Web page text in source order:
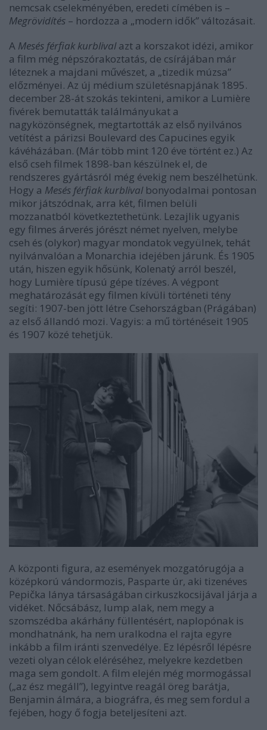
nemcsak cselekményében, eredeti címében is –
Megrövidítés – hordozza a „modern idők” változásait.
A Mesés férfiak kurblivalazt a korszakot idézi, amikor
a film még népszórakoztatás, de csírájában már
léteznek a majdani művészet, a „tizedik múzsa”
előzményei. Az új médium születésnapjának 1895.
december 28-át szokás tekinteni, amikor a Lumière
fivérek bemutatták találmányukat a
nagyközönségnek, megtartották az első nyilvános
vetítést a párizsi Boulevard des Capucines egyik
kávéházában. (Már több mint 120 éve történt ez.) Az
első cseh filmek 1898-ban készülnek el, de
rendszeres gyártásról még évekig nem beszélhetünk.
Hogy a Mesés férfiak kurblivalbonyodalmai pontosan
mikor játszódnak, arra két, filmen belüli
mozzanatból következtethetünk. Lezajlik ugyanis
egy filmes árverés jórészt német nyelven, melybe
cseh és (olykor) magyar mondatok vegyülnek, tehát
nyilvánvalóan a Monarchia idejében járunk. És 1905
után, hiszen egyik hősünk, Kolenatý arról beszél,
hogy Lumière típusú gépe tízéves. A végpont
meghatározását egy filmen kívüli történeti tény
segíti: 1907-ben jött létre Csehországban (Prágában)
az első állandó mozi. Vagyis: a mű történéseit 1905
és 1907 közé tehetjük.
A központi figura, az események mozgatórugója a
középkorú vándormozis, Pasparte úr, aki tizenéves
Pepička lánya társaságában cirkuszkocsijával járja a
vidéket. Nőcsábász, lump alak, nem megy a
szomszédba akárhány füllentésért, naplopónak is
mondhatnánk, ha nem uralkodna el rajta egyre
inkább a film iránti szenvedélye. Ez lépésről lépésre
vezeti olyan célok eléréséhez, melyekre kezdetben
maga sem gondolt. A film elején még mormogással
(„az ész megáll”), legyintve reagál öreg barátja,
Benjamin álmára, a biográfra, és meg sem fordul a
fejében, hogy ő fogja beteljesíteni azt.